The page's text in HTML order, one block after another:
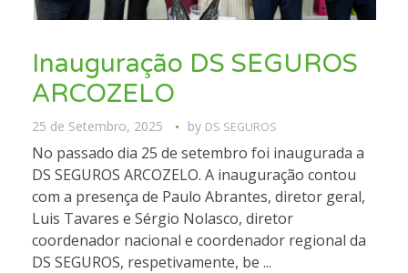
Inauguração DS SEGUROS
ARCOZELO
25 de Setembro, 2025 by DS SEGUROS
No passado dia 25 de setembro foi inaugurada a
DS SEGUROS ARCOZELO. A inauguração contou
com a presença de Paulo Abrantes, diretor geral,
Luis Tavares e Sérgio Nolasco, diretor
coordenador nacional e coordenador regional da
DS SEGUROS, respetivamente, be ...